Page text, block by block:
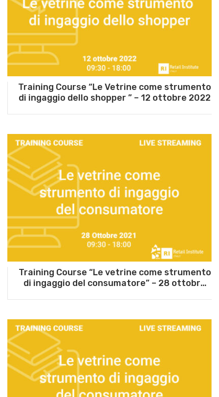
Training Course “Le Vetrine come strumento
di ingaggio dello shopper ” – 12 ottobre 2022
Training Course “Le vetrine come strumento
di ingaggio del consumatore” – 28 ottobre